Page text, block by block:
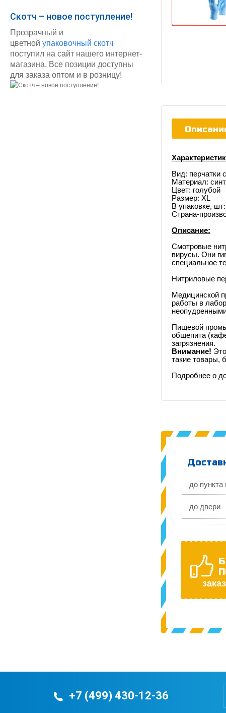
Вид: перчатки
Материал:
Цвет: голубой
Размер: XL
В упаковке,
Страна-
Описание:
Смотровые
вирусы. Они
специальное
Нитриловые
Медицинской
работы в
Пищевой
общепита
загрязнения.
Внимание!
такие товары,
Подробнее о
до пункта
до двери
Скотч – новое поступление!
Прозрачный и
цветной упаковочный скотч
поступил на сайт нашего интернет-
магазина. Все позиции доступны
для заказа оптом и в розницу!
+7 (499) 430-12-36